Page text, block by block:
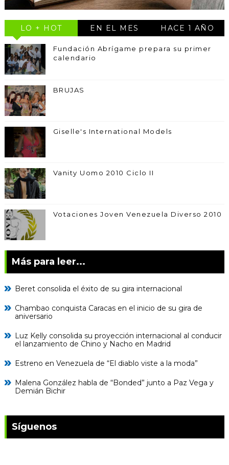
LO + HOT EN EL MES HACE 1 AÑO
Fundación Abrígame prepara su primer
calendario
BRUJAS
Giselle's International Models
Vanity Uomo 2010 Ciclo II
Votaciones Joven Venezuela Diverso 2010
Más para leer...
Beret consolida el éxito de su gira internacional
Chambao conquista Caracas en el inicio de su gira de
aniversario
Luz Kelly consolida su proyección internacional al conducir
el lanzamiento de Chino y Nacho en Madrid
Estreno en Venezuela de “El diablo viste a la moda”
Malena González habla de “Bonded” junto a Paz Vega y
Demián Bichir
Síguenos